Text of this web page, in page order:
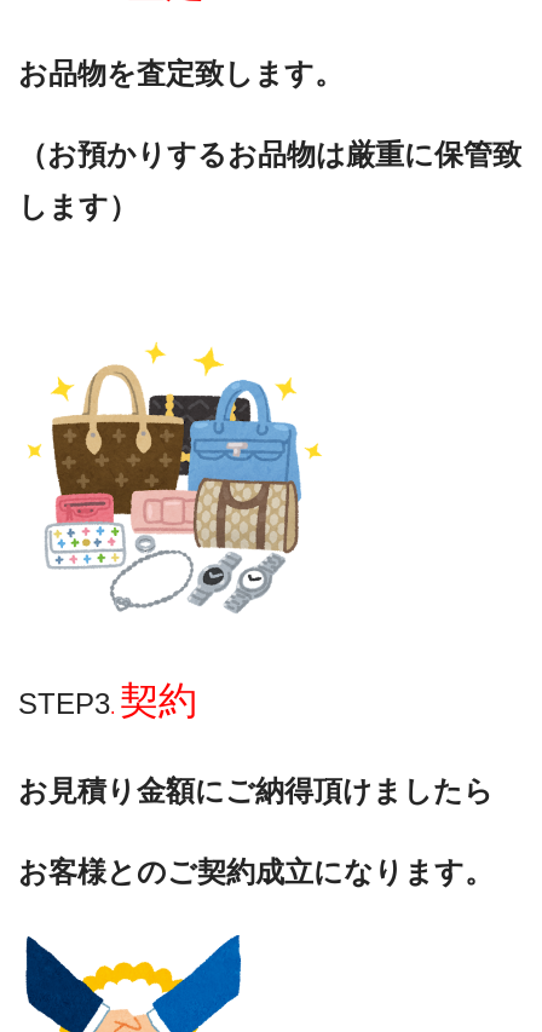
お品物を査定致します。
（お預かりするお品物は厳重に保管致
します）
STEP3. 契約
お見積り金額にご納得頂けましたら
お客様とのご契約成立になります。